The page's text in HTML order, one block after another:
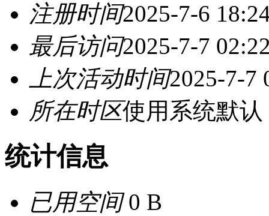
注册时间2025-7-6
最后访问2025-7-7
上次活动时间2025-7-7
所在时区使用系统默认
统计信息
已用空间0 B